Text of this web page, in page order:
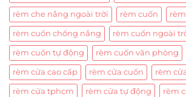
rèm che nắng ngoài trời rèm cuốn
rèm cuốn chống nắng rèm cuốn ngoài
rèm cuốn tự động rèm cuốn văn phòng
rèm cửa cao cấp rèm cửa cuốn rèm
rèm cửa tphcm rèm cửa tự động rèm